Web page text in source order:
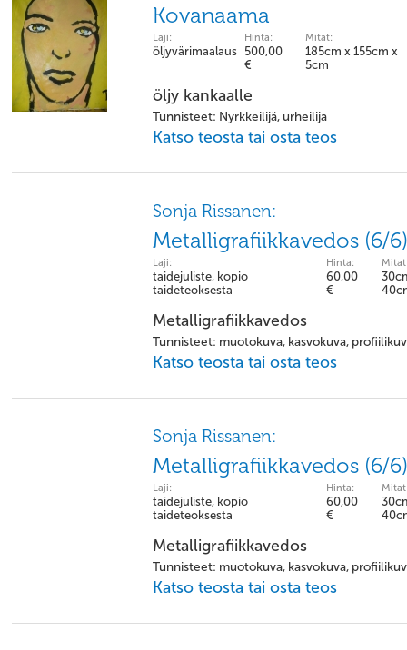
Kovanaama
Laji:
öljyvärimaalaus
Hinta:
500,00
€
Mitat:
185cm x 155cm x
5cm
öljy kankaalle
Tunnisteet: Nyrkkeilijä, urheilija
Katso teosta tai osta teos
Sonja Rissanen:
Metalligrafiikkavedos (6/6)
Laji:
taidejuliste, kopio
taideteoksesta
Hinta:
60,00
€
Metalligrafiikkavedos
Tunnisteet: muotokuva, kasvokuva,
Katso teosta tai osta teos
Sonja Rissanen:
Metalligrafiikkavedos (6/6)
Laji:
taidejuliste, kopio
taideteoksesta
Hinta:
60,00
€
Metalligrafiikkavedos
Tunnisteet: muotokuva, kasvokuva,
Katso teosta tai osta teos